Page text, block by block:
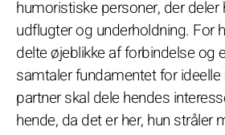
humoristiske personer, der
udflugter og underholdning. For
delte øjeblikke af forbindelse og
samtaler fundamentet for ideelle
partner skal dele hendes
hende, da det er her, hun stråler